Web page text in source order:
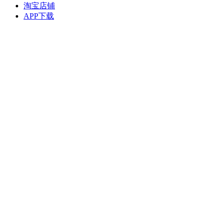
淘宝店铺
APP下载